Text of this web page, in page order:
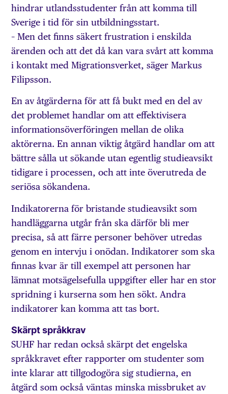
hindrar utlandsstudenter från att komma till
Sverige i tid för sin utbildningsstart.
– Men det finns säkert frustration i enskilda
ärenden och att det då kan vara svårt att komma
i kontakt med Migrationsverket, säger Markus
Filipsson.
En av åtgärderna för att få bukt med en del av
det problemet handlar om att effektivisera
informationsöverföringen mellan de olika
aktörerna. En annan viktig åtgärd handlar om att
bättre sålla ut sökande utan egentlig studieavsikt
tidigare i processen, och att inte överutreda de
seriösa sökandena.
Indikatorerna för bristande studieavsikt som
handläggarna utgår från ska därför bli mer
precisa, så att färre personer behöver utredas
genom en intervju i onödan. Indikatorer som ska
finnas kvar är till exempel att personen har
lämnat motsägelsefulla uppgifter eller har en stor
spridning i kurserna som hen sökt. Andra
indikatorer kan komma att tas bort.
Skärpt språkkrav
SUHF har redan också skärpt det engelska
språkkravet efter rapporter om studenter som
inte klarar att tillgodogöra sig studierna, en
åtgärd som också väntas minska missbruket av